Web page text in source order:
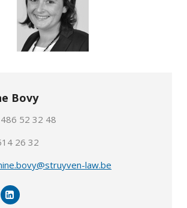
Bovy
52 32 48
26 32
law.be